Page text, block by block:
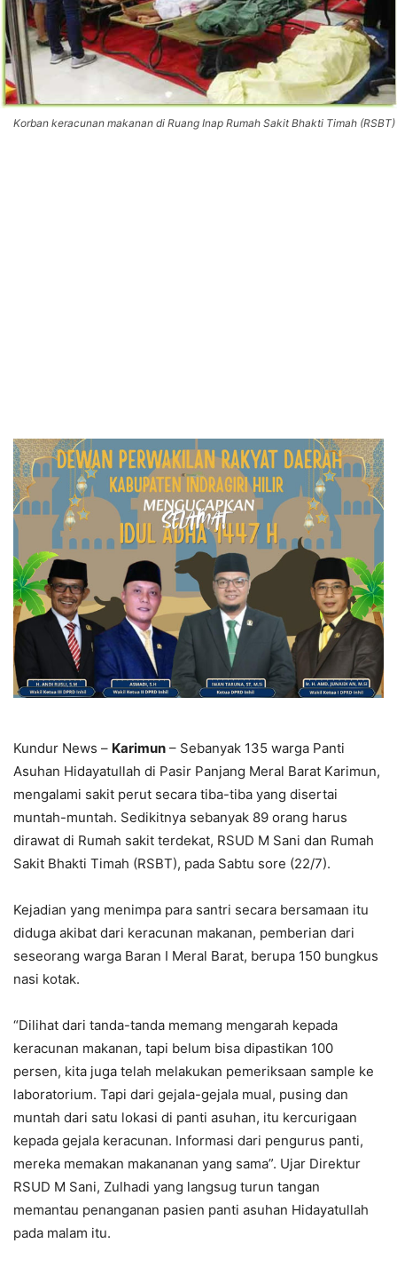
Korban keracunan makanan di Ruang Inap Rumah Sakit Bhakti Timah (RSBT)
Kundur News – Karimun – Sebanyak 135 warga Panti
Asuhan Hidayatullah di Pasir Panjang Meral Barat Karimun,
mengalami sakit perut secara tiba-tiba yang disertai
muntah-muntah. Sedikitnya sebanyak 89 orang harus
dirawat di Rumah sakit terdekat, RSUD M Sani dan Rumah
Sakit Bhakti Timah (RSBT), pada Sabtu sore (22/7).
Kejadian yang menimpa para santri secara bersamaan itu
diduga akibat dari keracunan makanan, pemberian dari
seseorang warga Baran I Meral Barat, berupa 150 bungkus
nasi kotak.
“Dilihat dari tanda-tanda memang mengarah kepada
keracunan makanan, tapi belum bisa dipastikan 100
persen, kita juga telah melakukan pemeriksaan sample ke
laboratorium. Tapi dari gejala-gejala mual, pusing dan
muntah dari satu lokasi di panti asuhan, itu kercurigaan
kepada gejala keracunan. Informasi dari pengurus panti,
mereka memakan makananan yang sama”. Ujar Direktur
RSUD M Sani, Zulhadi yang langsug turun tangan
memantau penanganan pasien panti asuhan Hidayatullah
pada malam itu.